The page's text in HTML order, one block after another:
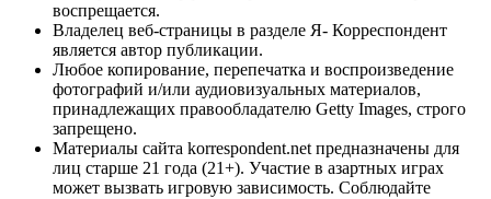
воспрещается.
Владелец веб-страницы в разделе Я- Корреспондент
является автор публикации.
Любое копирование, перепечатка и воспроизведение
фотографий и/или аудиовизуальных материалов,
принадлежащих правообладателю Getty Images, строго
запрещено.
Материалы сайта korrespondent.net предназначены для
лиц старше 21 года (21+). Участие в азартных играх
может вызвать игровую зависимость. Соблюдайте